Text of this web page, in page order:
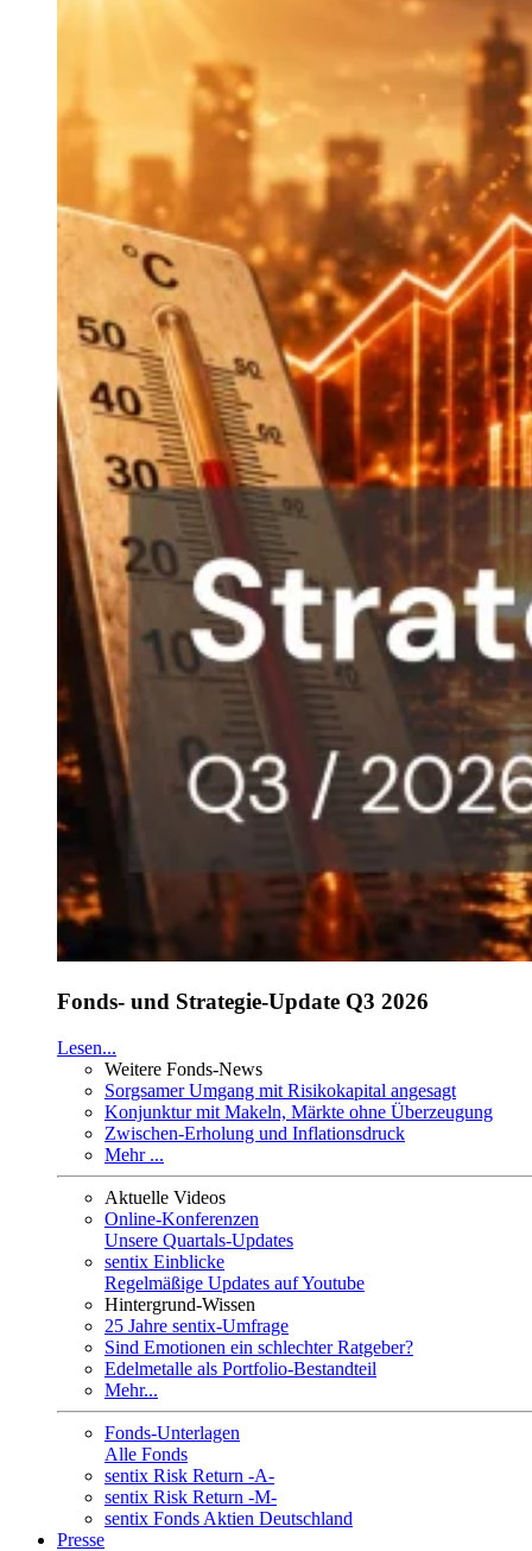
Fonds- und Strategie-Update Q3 2026
Lesen...
Weitere Fonds-News
Sorgsamer Umgang mit Risikokapital angesagt
Konjunktur mit Makeln, Märkte ohne Überzeugung
Zwischen-Erholung und Inflationsdruck
Mehr ...
Aktuelle Videos
Online-Konferenzen
Unsere Quartals-Updates
sentix Einblicke
Regelmäßige Updates auf Youtube
Hintergrund-Wissen
25 Jahre sentix-Umfrage
Sind Emotionen ein schlechter Ratgeber?
Edelmetalle als Portfolio-Bestandteil
Mehr...
Fonds-Unterlagen
Alle Fonds
sentix Risk Return -A-
sentix Risk Return -M-
sentix Fonds Aktien Deutschland
Presse